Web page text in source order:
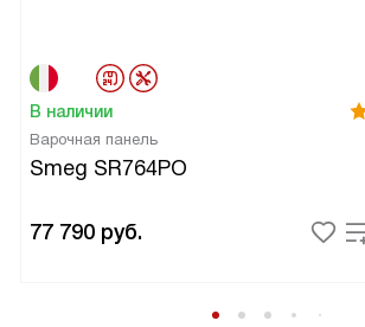
В наличии
Варочная панель
Smeg SR764PO
77 790 руб.